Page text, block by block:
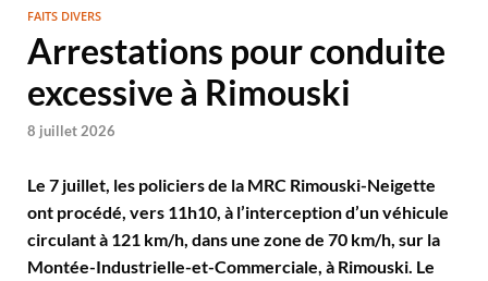
FAITS DIVERS
Arrestations pour conduite
excessive à Rimouski
8 juillet 2026
Le 7 juillet, les policiers de la MRC Rimouski-Neigette
ont procédé, vers 11h10, à l’interception d’un véhicule
circulant à 121 km/h, dans une zone de 70 km/h, sur la
Montée-Industrielle-et-Commerciale, à Rimouski. Le